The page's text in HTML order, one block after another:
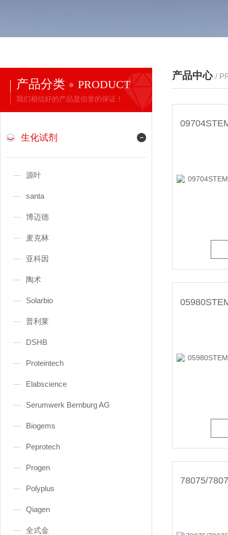
产品分类 PRODUCT
我们相信好的产品是信誉的保证！
生化试剂
源叶
santa
博迈德
麦克林
亚科因
陶术
Solarbio
普利莱
DSHB
Proteintech
Elabscience
Serumwerk Bernburg AG
Biogems
Peprotech
Progen
Polyplus
Qiagen
全式金
产品中心 /